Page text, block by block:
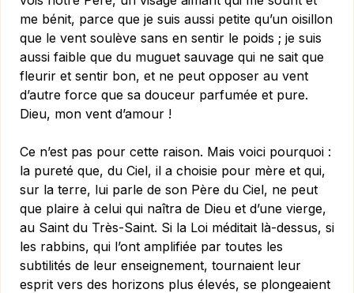
me bénit, parce que je suis aussi petite qu’un oisillon
que le vent soulève sans en sentir le poids ; je suis
aussi faible que du muguet sauvage qui ne sait que
fleurir et sentir bon, et ne peut opposer au vent
d’autre force que sa douceur parfumée et pure.
Dieu, mon vent d’amour !
Ce n’est pas pour cette raison. Mais voici pourquoi :
la pureté que, du Ciel, il a choisie pour mère et qui,
sur la terre, lui parle de son Père du Ciel, ne peut
que plaire à celui qui naîtra de Dieu et d’une vierge,
au Saint du Très-Saint. Si la Loi méditait là-dessus, si
les rabbins, qui l’ont amplifiée par toutes les
subtilités de leur enseignement, tournaient leur
esprit vers des horizons plus élevés, se plongeaient